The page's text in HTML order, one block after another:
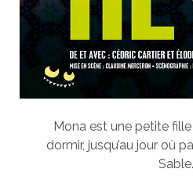
Mona est une petite
dormir, jusqu’au jour où
Sable.